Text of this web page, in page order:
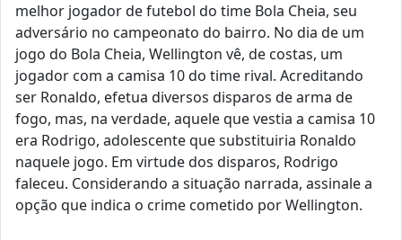
melhor jogador de futebol do time Bola Cheia, seu
adversário no campeonato do bairro. No dia de um
jogo do Bola Cheia, Wellington vê, de costas, um
jogador com a camisa 10 do time rival. Acreditando
ser Ronaldo, efetua diversos disparos de arma de
fogo, mas, na verdade, aquele que vestia a camisa 10
era Rodrigo, adolescente que substituiria Ronaldo
naquele jogo. Em virtude dos disparos, Rodrigo
faleceu. Considerando a situação narrada, assinale a
opção que indica o crime cometido por Wellington.